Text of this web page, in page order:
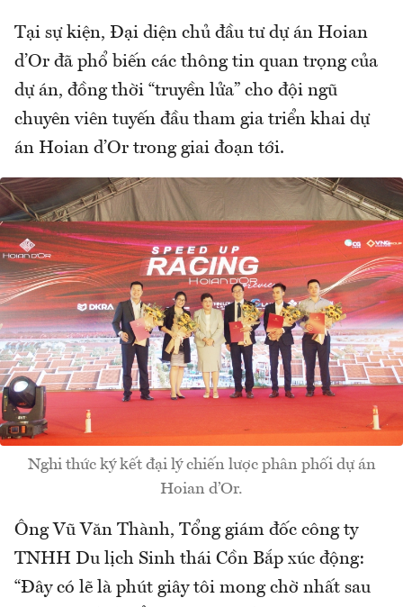
Tại sự kiện, Đại diện chủ đầu tư dự án Hoian
d’Or đã phổ biến các thông tin quan trọng của
dự án, đồng thời “truyền lửa” cho đội ngũ
chuyên viên tuyến đầu tham gia triển khai dự
án Hoian d’Or trong giai đoạn tới.
Nghi thức ký kết đại lý chiến lược phân phối dự án
Hoian d’Or.
Ông Vũ Văn Thành, Tổng giám đốc công ty
TNHH Du lịch Sinh thái Cồn Bắp xúc động:
“Đây có lẽ là phút giây tôi mong chờ nhất sau